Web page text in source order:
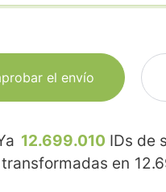
el envío
12.699.010 IDs de
transformadas en